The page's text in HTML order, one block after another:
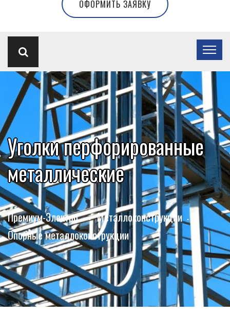
ОФОРМИТЬ ЗАЯВКУ
Уголки перфорированные
металлические
Премиум-Электро
Металлоконструкции
Опорные металлоконструкции